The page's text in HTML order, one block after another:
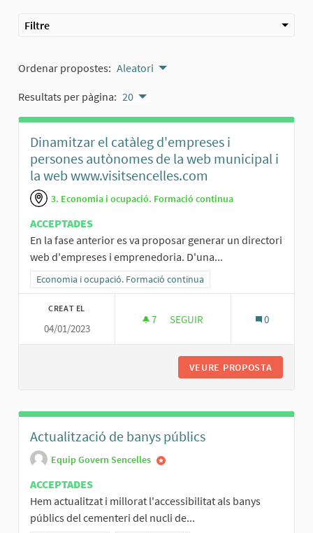
Filtre
Ordenar propostes: Aleatori
Resultats per pàgina: 20
Dinamitzar el catàleg d'empreses i
persones autònomes de la web municipal i
la web www.visitsencelles.com
3. Economia i ocupació. Formació continua
ACCEPTADES
En la fase anterior es va proposar generar un directori
web d'empreses i emprenedoria. D'una...
Resultats al filtrar per la categoria: Economia i ocupació.
Economia i ocupació. Formació continua
CREAT EL
04/01/2023
7 7 SEGUIDORES
SEGUIR 0
VEURE PROPOSTA
Actualització de banys públics
Equip Govern Sencelles
ACCEPTADES
Hem actualitzat i millorat l'accessibilitat als banys
públics del cementeri del nucli de...